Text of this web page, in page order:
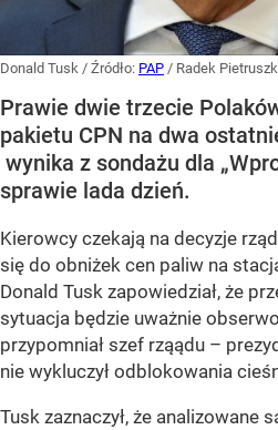
Donald Tusk / Źródło: PAP / Radek
Prawie dwie trzecie
pakietu CPN na dwa
wynika z sondażu dla
sprawie lada dzień.
Kierowcy czekają na decyzje
się do obniżek cen paliw na
Donald Tusk zapowiedział, że
sytuacja będzie uważnie
przypomniał szef rząądu –
nie wykluczył odblokowania
Tusk zaznaczył, że analizowane